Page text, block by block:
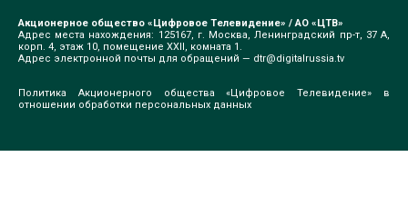
Акционерное общество «Цифровое Телевидение» / АО «ЦТВ»
Адрес места нахождения: 125167, г. Москва, Ленинградский пр-т, 37 А,
корп. 4, этаж 10, помещение XXII, комната 1.
Адрес электронной почты для обращений — dtr@digitalrussia.tv
Политика Акционерного общества «Цифровое Телевидение» в
отношении обработки персональных данных